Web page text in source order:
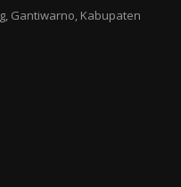
Gantiwarno, Kabupaten